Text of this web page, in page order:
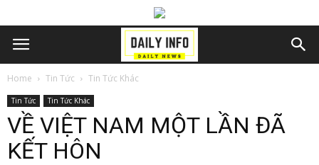
Home Tin Tức Tin Tức Khác
Tin Tức Tin Tức Khác
VỀ VIỆT NAM MỘT LẦN ĐÃ
KẾT HÔN